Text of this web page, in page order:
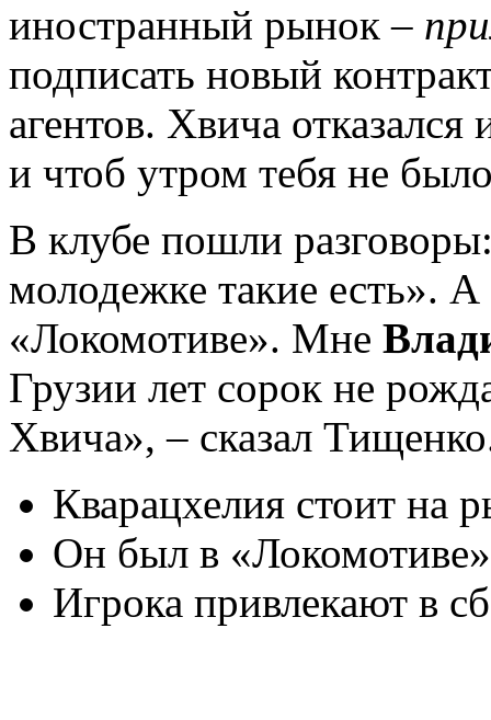
иностранный рынок –
подписать новый
агентов. Хвича
и чтоб утром тебя не
В клубе пошли
молодeжке такие есть».
«Локомотиве». Мне
Грузии лет сорок не
Хвича», – сказал
Кварацхелия стоит на
Он был в
Игрока привлекают в